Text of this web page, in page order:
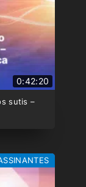
0:42:20
sutis –